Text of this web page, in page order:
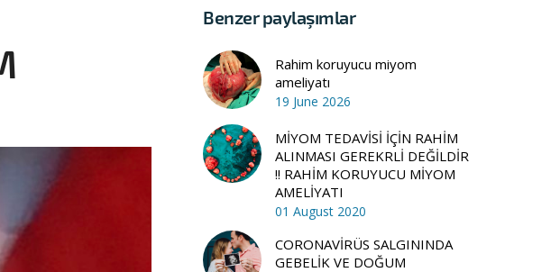
Benzer paylaşımlar
Rahim koruyucu miyom
ameliyatı
19 June 2026
MİYOM TEDAVİSİ İÇİN RAHİM
ALINMASI GEREKRLİ DEĞİLDİR
!! RAHİM KORUYUCU MİYOM
AMELİYATI
01 August 2020
CORONAVİRÜS SALGININDA
GEBELİK VE DOĞUM